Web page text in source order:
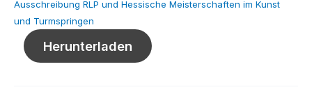
Ausschreibung RLP und Hessische Meisterschaften im Kunst
und Turmspringen
Herunterladen